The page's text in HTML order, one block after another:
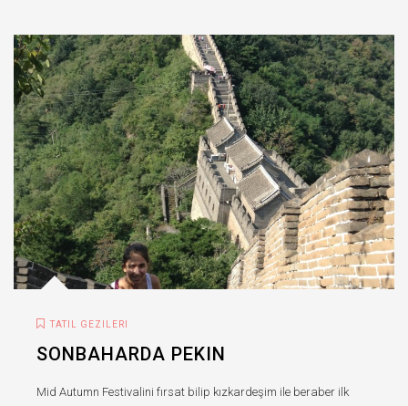
TATIL GEZILERI
SONBAHARDA PEKIN
Mid Autumn Festivalini fırsat bilip kızkardeşim ile beraber ilk